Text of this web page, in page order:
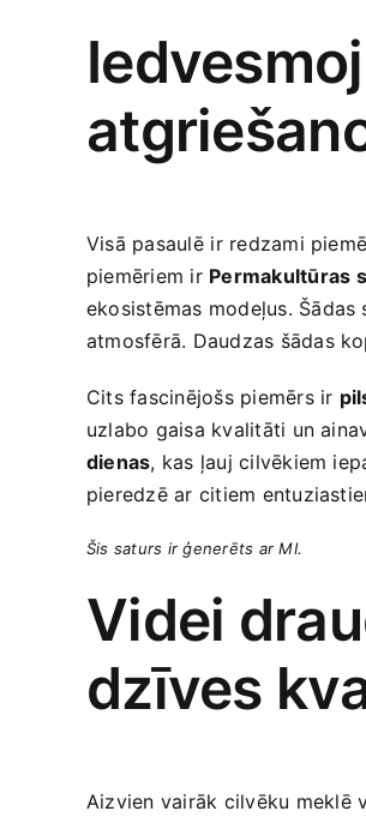
Visā pasaulē⁢ ir redzami
‍piemēriem ir Permakultūras⁣
ekosistēmas ‍modeļus.
atmosfērā. ​Daudzas šādas
Cits fascinējošs piemērs ir
uzlabo gaisa kvalitāti un
dienas, kas ļauj cilvēkiem
pieredzē ar citiem
Šis saturs ir ​ģenerēts ⁣ar MI.
Videi
dzīves
Aizvien vairāk cilvēku⁤ meklē